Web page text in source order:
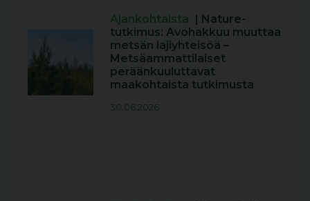
Ajankohtaista | Nature-
tutkimus: Avohakkuu muuttaa
metsän lajiyhteisöä –
Metsäammattilaiset
peräänkuuluttavat
maakohtaista tutkimusta
30.06.2026